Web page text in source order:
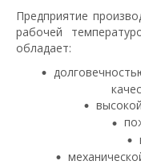
Предприятие
рабочей
обладает: